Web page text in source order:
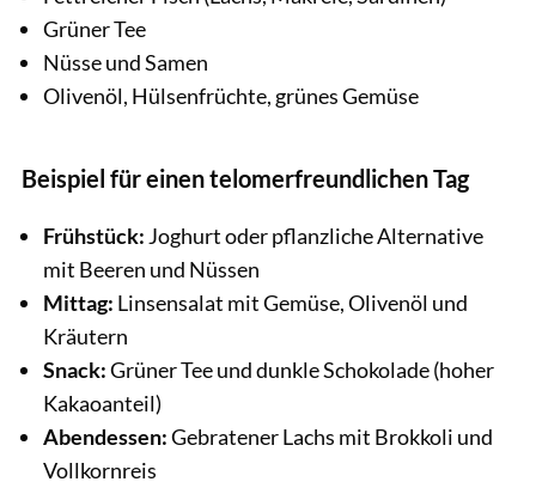
Grüner Tee
Nüsse und Samen
Olivenöl, Hülsenfrüchte, grünes Gemüse
Beispiel für einen telomerfreundlichen Tag
Frühstück: Joghurt oder pflanzliche Alternative
mit Beeren und Nüssen
Mittag: Linsensalat mit Gemüse, Olivenöl und
Kräutern
Snack:Grüner Tee und dunkle Schokolade (hoher
Kakaoanteil)
Abendessen:Gebratener Lachs mit Brokkoli und
Vollkornreis